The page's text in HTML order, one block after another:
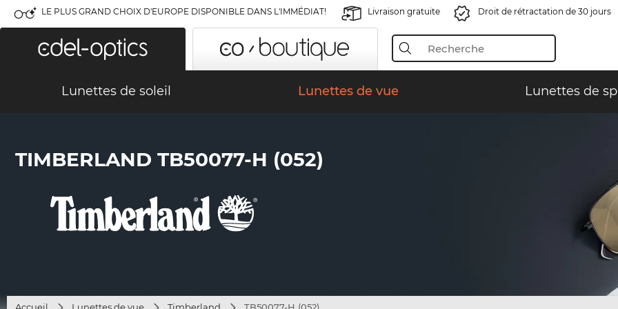
LE PLUS GRAND CHOIX D'EUROPE DISPONIBLE DANS L'IMMÉDIAT! Livraison gratuite Droit de rétractation de 30 jours
Lunettes de soleil Lunettes de vue Lunettes de
TIMBERLAND TB50077-H (052)